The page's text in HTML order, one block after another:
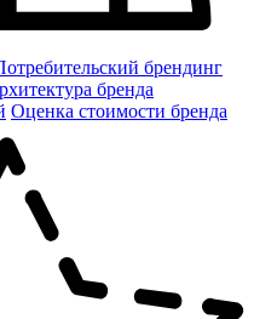
брендинг
бренда
Оценка стоимости бренда